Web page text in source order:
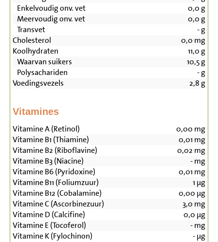
Enkelvoudig onv. vet
0,0 g
Meervoudig onv. vet
0,0 g
Transvet
-g
Cholesterol
0,0 mg
Koolhydraten
11,0 g
Waarvan suikers
10,5g
Polysachariden
-g
Voedingsvezels
2,8 g
Vitamines
Vitamine A (Retinol) 0,00 mg
Vitamine B1 (Thiamine)
0,01 mg
Vitamine B2 (Riboflavine)
0,02 mg
Vitamine B3 (Niacine)
-mg
Vitamine B6 (Pyridoxine)
0,01 mg
Vitamine B11 (Foliumzuur)
1 µg
Vitamine B12 (Cobalamine)
0,00 µg
Vitamine C (Ascorbinezuur)
3,0 mg
Vitamine D (Calcifine)
0,0 µg
Vitamine E (Tocoferol)
-mg
Vitamine K (Fylochinon)
-µg